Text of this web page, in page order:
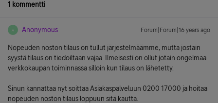
1 kommentti
A Anonymous Forum|Forum|16 years ago
Nopeuden noston tilaus on tullut järjestelmäämme, mutta jostain
syystä tilaus on tiedoiltaan vajaa. Ilmeisesti on ollut jotain ongelmaa
verkkokaupan toiminnassa silloin kun tilaus on lähetetty.
Sinun kannattaa nyt soittaa Asiakaspalveluun 0200 17000 ja hoitaa
nopeuden noston tilaus loppuun sitä kautta.